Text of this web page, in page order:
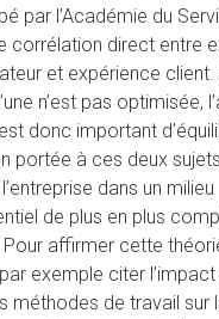
par l’Académie du
corrélation direct entre
et expérience client.
n’est pas optimisée,
donc important
portée à ces deux
dans un milieu
de plus en plus
affirmer cette
exemple citer l’impact
méthodes de travail sur